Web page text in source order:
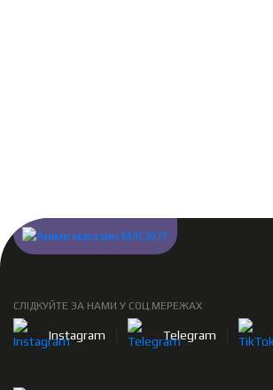
СЛІДКУЙТЕ ЗА НАМИ У СОЦ.МЕРЕЖАХ
Instagram Telegram